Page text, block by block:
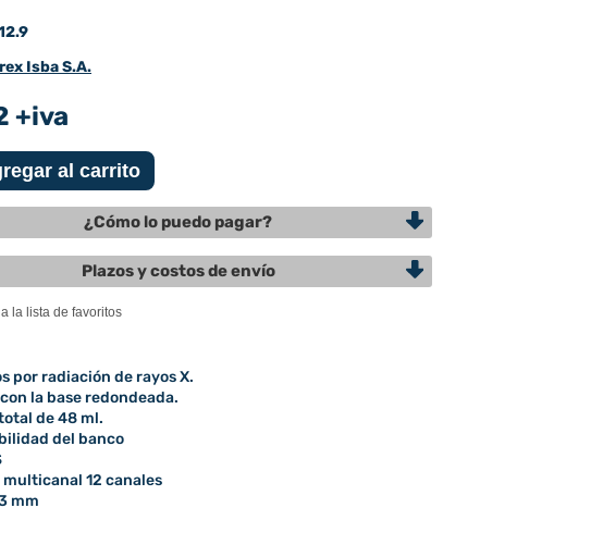
Isba S.A.
+iva
¿Cómo lo puedo pagar?
Plazos y costos de envío
por radiación de rayos X.
la base redondeada.
de 48 ml.
del banco
12 canales
mm